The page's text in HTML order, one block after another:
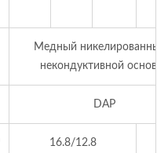
Медный никелированный
некондуктивной
DAP
16.8/12.8